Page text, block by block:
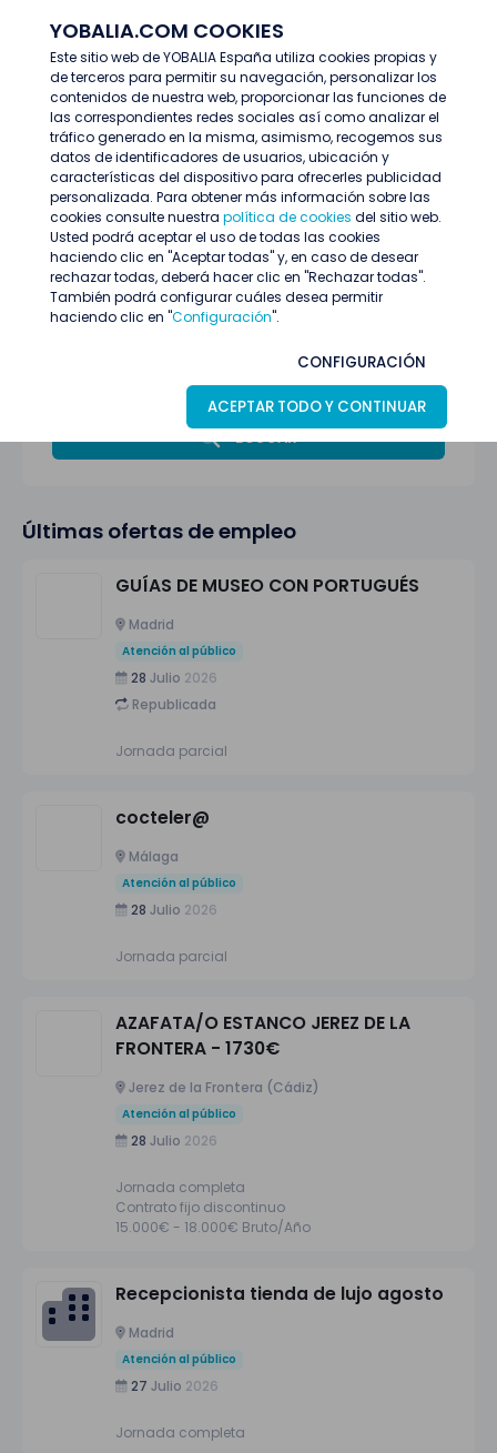
YOBALIA.COM COOKIES
Este sitio web de YOBALIA España utiliza cookies propias y
de terceros para permitir su navegación, personalizar los
contenidos de nuestra web, proporcionar las funciones de
las correspondientes redes sociales así como analizar el
tráfico generado en la misma, asimismo, recogemos sus
datos de identificadores de usuarios, ubicación y
características del dispositivo para ofrecerles publicidad
personalizada. Para obtener más información sobre las
cookies consulte nuestra política de cookies del sitio web.
Usted podrá aceptar el uso de todas las cookies
haciendo clic en "Aceptar todas" y, en caso de desear
rechazar todas, deberá hacer clic en "Rechazar todas".
También podrá configurar cuáles desea permitir
haciendo clic en "Configuración".
CONFIGURACIÓN
ACEPTAR TODO Y CONTINUAR
Últimas ofertas
Todas las provincias
Atención al público
BUSCAR
Últimas ofertas de empleo
GUÍAS DE MUSEO CON PORTUGUÉS
Madrid
Atención al público
28 Julio 2026
Republicada
Jornada parcial
cocteler@
Málaga
Atención al público
28 Julio 2026
Jornada parcial
AZAFATA/O ESTANCO JEREZ DE LA
FRONTERA - 1730€
Jerez de la Frontera (Cádiz)
Atención al público
28 Julio 2026
Jornada completa
Contrato fijo discontinuo
15.000€ - 18.000€ Bruto/Año
Recepcionista tienda de lujo agosto
Madrid
Atención al público
27 Julio 2026
Jornada completa